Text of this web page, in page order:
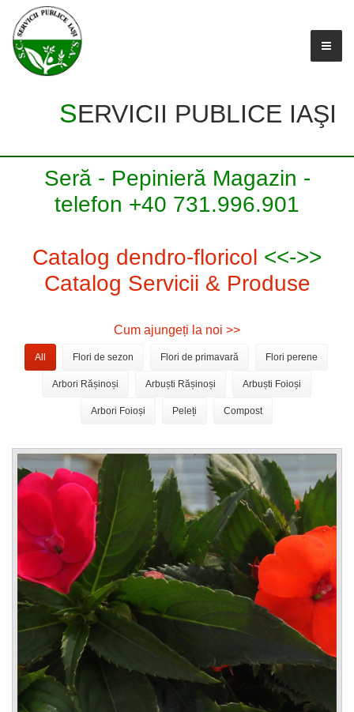
SERVICII PUBLICE IAŞI
Seră - Pepinieră Magazin -
telefon +40 731.996.901
Catalog dendro-floricol <<->>
Catalog Servicii & Produse
Cum ajungeți la noi >>
All Flori de sezon Flori de primavară Flori perene
Arbori Rășinoși Arbuști Rășinoși Arbuști Foioși
Arbori Foioși Peleți Compost